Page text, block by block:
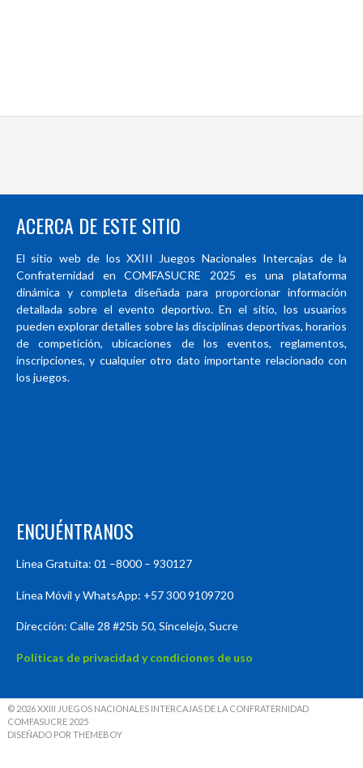
ACERCA DE ESTE SITIO
El sitio web de los XXIII Juegos Nacionales Intercajas de la
Confraternidad en COMFASUCRE 2025 es una plataforma
dinámica y completa diseñada para proporcionar información
detallada sobre el evento deportivo. En el sitio, los usuarios
pueden explorar detalles sobre las disciplinas deportivas, horarios
de competición, ubicaciones de los eventos, reglamentos,
inscripciones, y cualquier otro dato importante relacionado con
los juegos.
ENCUÉNTRANOS
Línea Gratuita: 01 –8000 – 930127
Línea Móvil y WhatsApp: +57 300 9109720
Dirección: Calle 28 #25b 50, Sincelejo, Sucre
Políticas de privacidad y condiciones de uso
© 2026 XXIII JUEGOS NACIONALES INTERCAJAS DE LA CONFRATERNIDAD
COMFASUCRE 2025
DISEÑADO POR THEMEBOY